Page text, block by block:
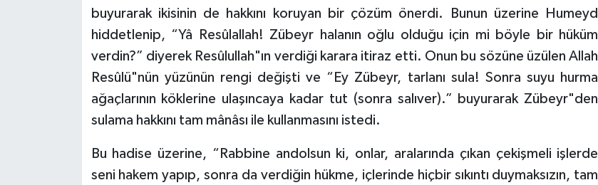
buyurarak ikisinin de hakkını koruyan bir çözüm önerdi. Bunun üzerine Humeyd
hiddetlenip, “Yâ Resûlallah! Zübeyr halanın oğlu olduğu için mi böyle bir hüküm
verdin?” diyerek Resûlullah"ın verdiği karara itiraz etti. Onun bu sözüne üzülen Allah
Resûlü"nün yüzünün rengi değişti ve “Ey Zübeyr, tarlanı sula! Sonra suyu hurma
ağaçlarının köklerine ulaşıncaya kadar tut (sonra salıver).” buyurarak Zübeyr"den
sulama hakkını tam mânâsı ile kullanmasını istedi.
Bu hadise üzerine, “Rabbine andolsun ki, onlar, aralarında çıkan çekişmeli işlerde
seni hakem yapıp, sonra da verdiğin hükme, içlerinde hiçbir sıkıntı duymaksızın, tam
Kastamonu Müftülüğü
Kilis Müftülüğü
Kırklareli Müftülüğü